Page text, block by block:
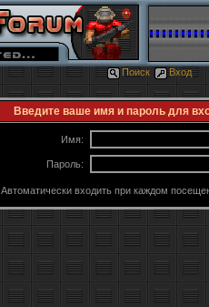
Поиск
Вход
Введите ваше имя и пароль для
Имя:
Пароль:
Автоматически входить при каждом